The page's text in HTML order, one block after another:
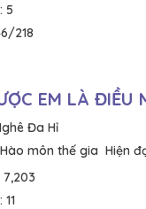
5
218
EM LÀ ĐIỀU
Đa Hỉ
Hào môn thế gia Hiện
7,203
11